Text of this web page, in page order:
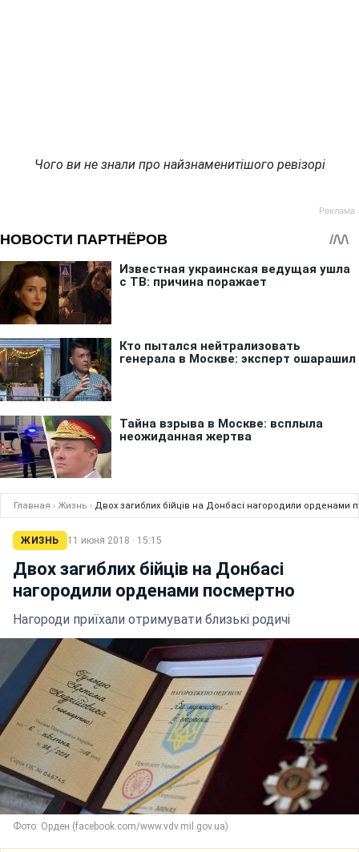
Чого ви не знали про найзнаменитішого ревізорі
Главная › Жизнь › Двох загиблих бійців на Донбасі нагородили орденами
ЖИЗНЬ 11 июня 2018 · 15:15
Двох загиблих бійців на Донбасі
нагородили орденами посмертно
Нагороди приїхали отримувати близькі родичі
Фото: Орден (facebook.com/www.vdv.mil.gov.ua)